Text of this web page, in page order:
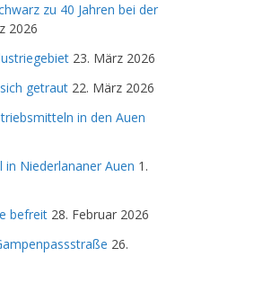
zu 40 Jahren bei der
2026
23. März 2026
getraut 22. März 2026
in den Auen
in Niederlananer Auen 1.
befreit 28. Februar 2026
26.